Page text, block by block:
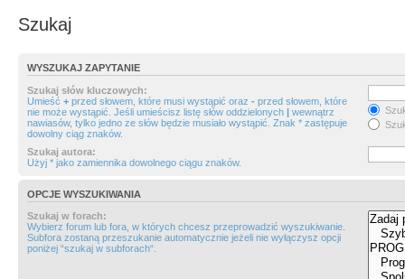
Szukaj
WYSZUKAJ ZAPYTANIE
Szukaj słów kluczowych:
Umieść + przed słowem, które musi wystąpić oraz - przed słowem, które
nie może wystąpić. Jeśli umieścisz listę słów oddzielonych | wewnątrz
nawiasów, tylko jedno ze słów będzie musiało wystąpić. Znak * zastępuje
dowolny ciąg znaków.
Szukaj autora:
Użyj * jako zamiennika dowolnego ciągu znaków.
OPCJE WYSZUKIWANIA
Szukaj w forach:
Wybierz forum lub fora, w których chcesz przeprowadzić wyszukiwanie.
Subfora zostaną przeszukanie automatycznie jeżeli nie wyłączysz opcji
poniżej “szukaj w subforach“.